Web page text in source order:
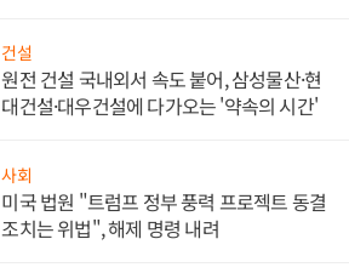
건설
원전 건설 국내외서 속도 붙어, 삼성물산·현
대건설·대우건설에 다가오는 '약속의 시간'
사회
미국 법원 "트럼프 정부 풍력 프로젝트 동결
조치는 위법", 해제 명령 내려